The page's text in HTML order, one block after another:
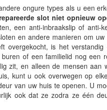
ongure types als u een
slot niet opnieuw
een anti-inbraakslip of
en andere manieren om
overgekocht, is het
of een familielid nog een
zit, en alleen de mensen aan
kunt u ook overwegen op
van uw huis te openen. U
ook dat ze zodra ze één